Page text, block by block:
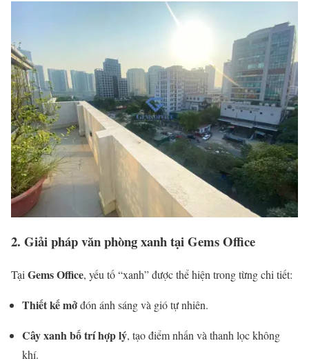
2. Giải pháp văn phòng xanh tại Gems Office
TạiGems Office, yếu tố “xanh” được thể hiện trong từng chi tiết:
Thiết kế mởđón ánh sáng và gió tự nhiên.
Cây xanh bố trí hợp lý, tạo điểm nhấn và thanh lọc không
khí.